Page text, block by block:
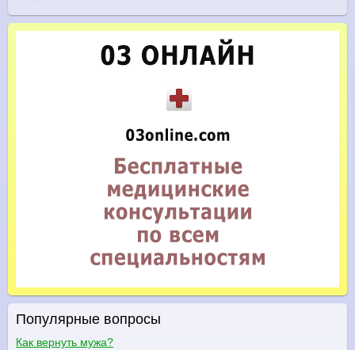
Популярные вопросы
Как вернуть мужа?